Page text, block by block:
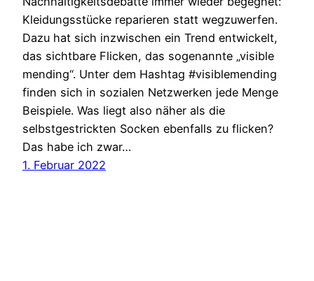
Kleidungsstücke reparieren statt wegzuwerfen.
Dazu hat sich inzwischen ein Trend entwickelt,
das sichtbare Flicken, das sogenannte „visible
mending“. Unter dem Hashtag #visiblemending
finden sich in sozialen Netzwerken jede Menge
Beispiele. Was liegt also näher als die
selbstgestrickten Socken ebenfalls zu flicken?
Das habe ich zwar…
1. Februar 2022